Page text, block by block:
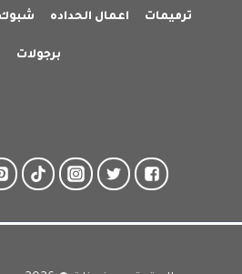
ترميمات اعمال الحداده شبوك
برجولات